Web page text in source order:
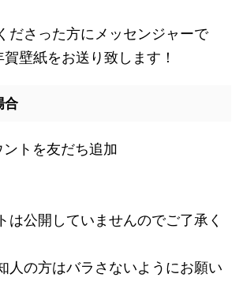
ださった方にメッセンジャーで
賀壁紙をお送り致します！
合
トを友だち追加
は公開していませんのでご了承く
人の方はバラさないようにお願い